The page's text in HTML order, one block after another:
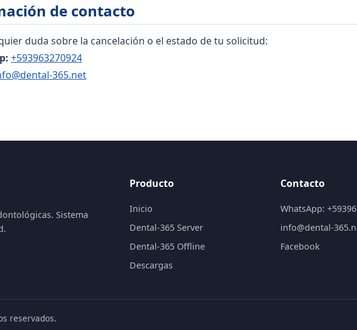
de contacto
duda sobre la cancelación o el estado de tu solicitud:
+593963270924
365.net
Sistema
Producto
Inicio
Dental-365 Server
Dental-365 Offline
Descargas
Contacto
WhatsApp:
info@dental-
Facebook
reservados.